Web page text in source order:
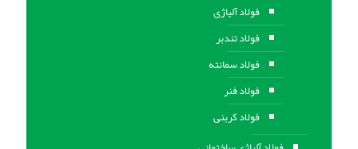
فولاد آلیاژی
فولاد تندبر
فولاد سمانته
فولاد فنر
فولاد کربنی